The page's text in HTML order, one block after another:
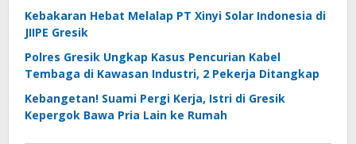
Kebakaran Hebat Melalap PT Xinyi Solar Indonesia di
JIIPE Gresik
Polres Gresik Ungkap Kasus Pencurian Kabel
Tembaga di Kawasan Industri, 2 Pekerja Ditangkap
Kebangetan! Suami Pergi Kerja, Istri di Gresik
Kepergok Bawa Pria Lain ke Rumah